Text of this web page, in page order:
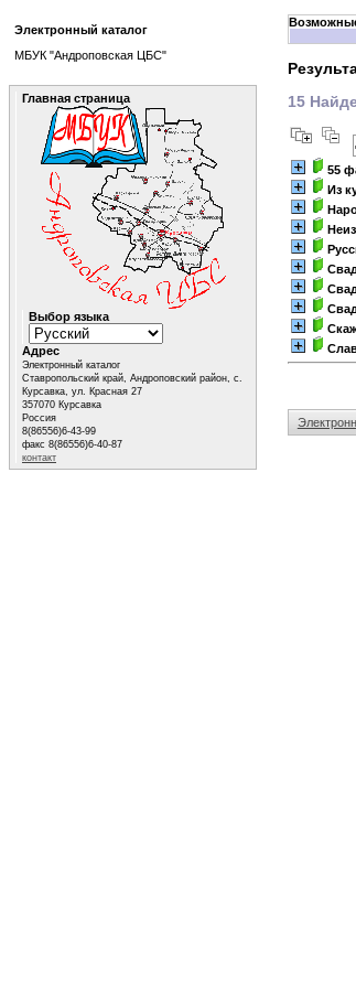
15
55
Из
Электронный каталог
МБУК "Андроповская ЦБС"
Главная страница
Выбор языка
Адрес
Электронный каталог
Ставропольский край, Андроповский район, с.
Курсавка, ул. Красная 27
357070 Курсавка
Россия
8(86556)6-43-99
факс 8(86556)6-40-87
контакт